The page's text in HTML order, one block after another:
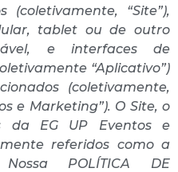
(coletivamente, “Site”),
tablet ou de outro
e interfaces de
“Aplicativo”)
(coletivamente,
e Marketing”). O Site, o
da EG UP Eventos e
referidos como a
Nossa POLÍTICA DE